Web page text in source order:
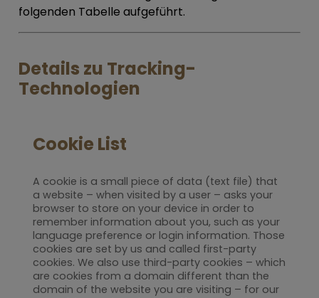
folgenden Tabelle aufgeführt.
Details zu Tracking-
Technologien
Cookie List
A cookie is a small piece of data (text file) that
a website – when visited by a user – asks your
browser to store on your device in order to
remember information about you, such as your
language preference or login information. Those
cookies are set by us and called first-party
cookies. We also use third-party cookies – which
are cookies from a domain different than the
domain of the website you are visiting – for our